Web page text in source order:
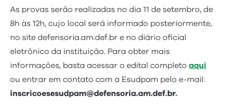
As provas serão realizadas no dia 11 de setembro, de
8h às 12h, cujo local será informado posteriormente,
no site defensoria.am.def.br e no diário oficial
eletrônico da instituição. Para obter mais
informações, basta acessar o edital completo aqui
ou entrar em contato com a Esudpam pelo e-mail:
inscricoesesudpam@defensoria.am.def.br.